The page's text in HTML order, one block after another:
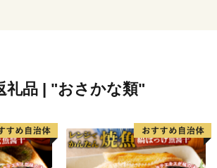
礼品 | "おさかな類"